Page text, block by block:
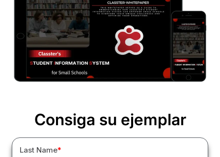
Consiga su ejemplar